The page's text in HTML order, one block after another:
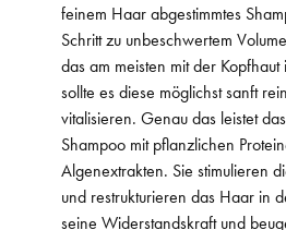
feinem Haar abgestimmtes
Schritt zu unbeschwertem
das am meisten mit der
sollte es diese möglichst sanft
vitalisieren. Genau das leistet
Shampoo mit pflanzlichen
Algenextrakten. Sie stimulieren
und restrukturieren das Haar in
seine Widerstandskraft und